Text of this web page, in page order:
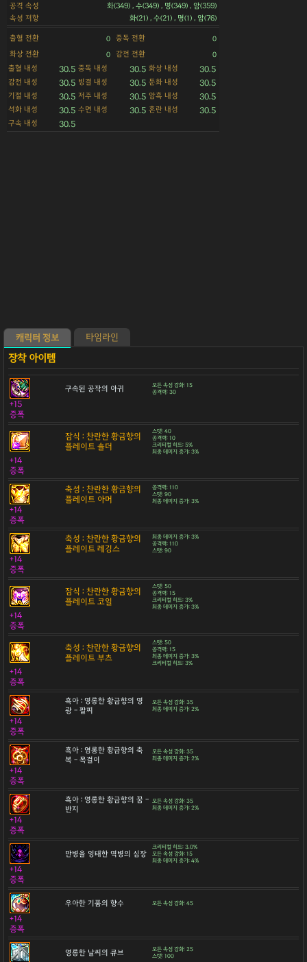
공격 속성
화(349) , 수(349) , 명(349) , 암(359)
속성 저항
화(21) , 수(21) , 명(1) , 암(76)
출혈 전환 0 중독 전환 0
화상 전환 0 감전 전환 0
출혈 내성 30.5 중독 내성 30.5 화상 내성 30.5
감전 내성 30.5 빙결 내성 30.5 둔화 내성 30.5
기절 내성 30.5 저주 내성 30.5 암흑 내성 30.5
석화 내성 30.5 수면 내성 30.5 혼란 내성 30.5
구속 내성 30.5
캐릭터 정보 타임라인
구속된 공작의 아귀
모든 속성 강화: 15
공격력: 30
+15
증폭
잠식 : 찬란한 황금향의
플레이트 숄더
스탯: 40
공격력: 10
크리티컬 히트: 5%
최종 데미지 증가: 3%
+14
증폭
축성 : 찬란한 황금향의
플레이트 아머
공격력: 110
스탯: 90
최종 데미지 증가: 3%
+14
증폭
축성 : 찬란한 황금향의
플레이트 레깅스
최종 데미지 증가: 3%
공격력: 110
스탯: 90
+14
증폭
잠식 : 찬란한 황금향의
플레이트 코일
스탯: 50
공격력: 15
크리티컬 히트: 3%
최종 데미지 증가: 3%
+14
증폭
축성 : 찬란한 황금향의
플레이트 부츠
스탯: 50
공격력: 15
최종 데미지 증가: 3%
크리티컬 히트: 3%
+14
증폭
흑아 : 영롱한 황금향의 영
광 - 팔찌
모든 속성 강화: 35
최종 데미지 증가: 2%
+14
증폭
흑아 : 영롱한 황금향의 축
복 - 목걸이
모든 속성 강화: 35
최종 데미지 증가: 2%
+14
증폭
흑아 : 영롱한 황금향의 꿈 -
반지
모든 속성 강화: 35
최종 데미지 증가: 2%
+14
증폭
만병을 잉태한 역병의 심장
크리티컬 히트: 3.0%
모든 속성 강화: 15
최종 데미지 증가: 4%
+14
증폭
우아한 기품의 향수 모든 속성 강화: 45
+14
증폭
영롱한 날씨의 큐브
모든 속성 강화: 25
스탯: 100